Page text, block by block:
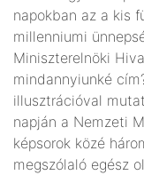
napokban az a kis
millenniumi
Miniszterelnöki
mindannyiunké
illusztrációval
napján a Nemzeti
képsorok közé
megszólaló egész